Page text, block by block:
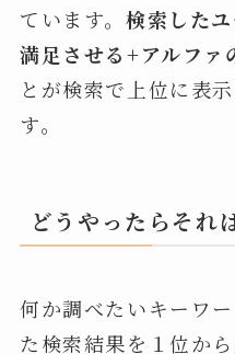
ています。 検索した
満足させる+アルファ
とが検索で上位に表
す。
どうやったらそれ
何か調べたいキーワ
た検索結果を１位か